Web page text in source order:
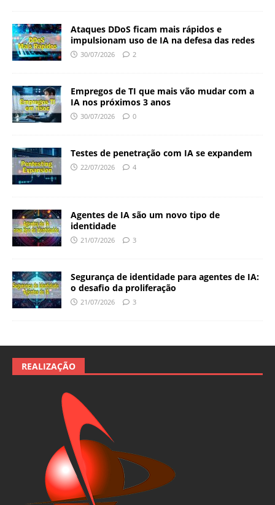
Ataques DDoS ficam mais rápidos e
impulsionam uso de IA na defesa das redes
30/07/2026 2
Empregos de TI que mais vão mudar com a
IA nos próximos 3 anos
30/07/2026 0
Testes de penetração com IA se expandem
22/07/2026 4
Agentes de IA são um novo tipo de
identidade
21/07/2026 3
Segurança de identidade para agentes de IA:
o desafio da proliferação
21/07/2026 3
REALIZAÇÃO